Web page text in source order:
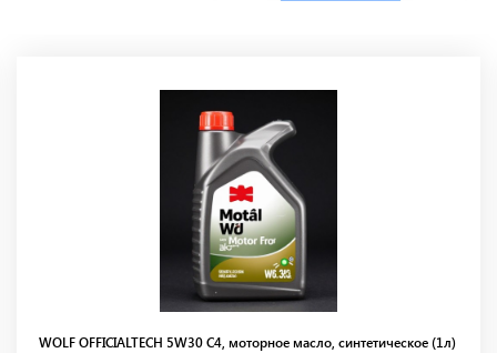
WOLF OFFICIALTECH 5W30 С4, моторное масло, синтетическое (1л)